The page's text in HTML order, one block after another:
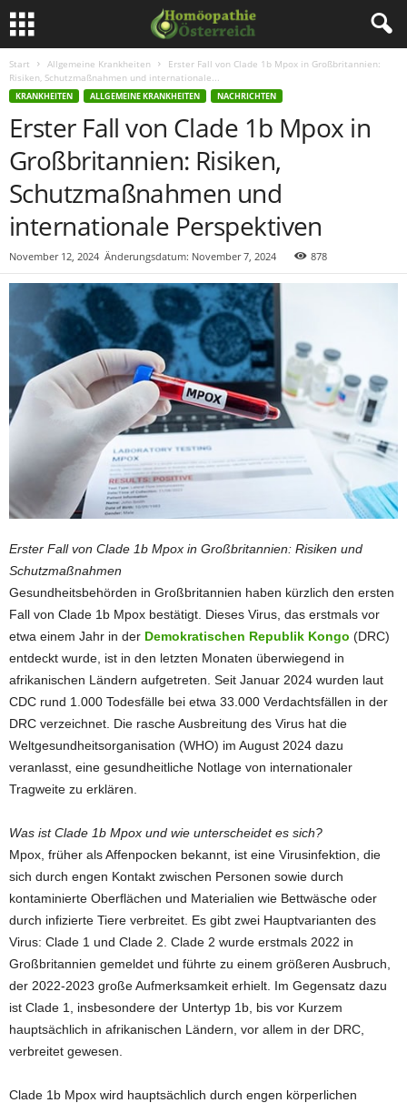
Start Allgemeine Krankheiten
Erster Fall von Clade 1b Mpox in Großbritannien:
Risiken, Schutzmaßnahmen und internationale...
KRANKHEITEN ALLGEMEINE KRANKHEITEN NACHRICHTEN
Erster Fall von Clade 1b Mpox in
Großbritannien: Risiken,
Schutzmaßnahmen und
internationale Perspektiven
November 12, 2024 Änderungsdatum: November 7, 2024 878
Erster Fall von Clade 1b Mpox in Großbritannien: Risiken und
Schutzmaßnahmen
Gesundheitsbehörden in Großbritannien haben kürzlich den ersten
Fall von Clade 1b Mpox bestätigt. Dieses Virus, das erstmals vor
etwa einem Jahr in der Demokratischen Republik Kongo (DRC)
entdeckt wurde, ist in den letzten Monaten überwiegend in
afrikanischen Ländern aufgetreten. Seit Januar 2024 wurden laut
CDC rund 1.000 Todesfälle bei etwa 33.000 Verdachtsfällen in der
DRC verzeichnet. Die rasche Ausbreitung des Virus hat die
Weltgesundheitsorganisation (WHO) im August 2024 dazu
veranlasst, eine gesundheitliche Notlage von internationaler
Tragweite zu erklären.
Was ist Clade 1b Mpox und wie unterscheidet es sich?
Mpox, früher als Affenpocken bekannt, ist eine Virusinfektion, die
sich durch engen Kontakt zwischen Personen sowie durch
kontaminierte Oberflächen und Materialien wie Bettwäsche oder
durch infizierte Tiere verbreitet. Es gibt zwei Hauptvarianten des
Virus: Clade 1 und Clade 2. Clade 2 wurde erstmals 2022 in
Großbritannien gemeldet und führte zu einem größeren Ausbruch,
der 2022-2023 große Aufmerksamkeit erhielt. Im Gegensatz dazu
ist Clade 1, insbesondere der Untertyp 1b, bis vor Kurzem
hauptsächlich in afrikanischen Ländern, vor allem in der DRC,
verbreitet gewesen.
Clade 1b Mpox wird hauptsächlich durch engen körperlichen